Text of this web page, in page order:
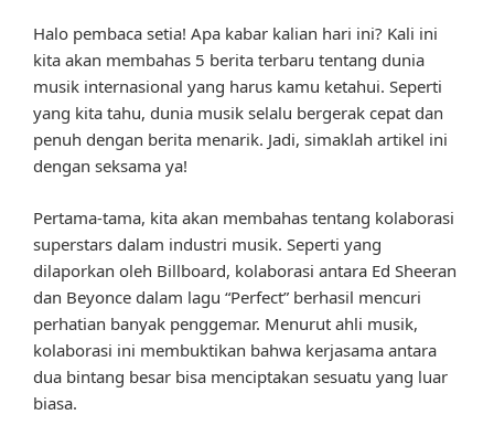
Halo pembaca setia! Apa kabar kalian hari ini? Kali ini
kita akan membahas 5 berita terbaru tentang dunia
musik internasional yang harus kamu ketahui. Seperti
yang kita tahu, dunia musik selalu bergerak cepat dan
penuh dengan berita menarik. Jadi, simaklah artikel ini
dengan seksama ya!
Pertama-tama, kita akan membahas tentang kolaborasi
superstars dalam industri musik. Seperti yang
dilaporkan oleh Billboard, kolaborasi antara Ed Sheeran
dan Beyonce dalam lagu “Perfect” berhasil mencuri
perhatian banyak penggemar. Menurut ahli musik,
kolaborasi ini membuktikan bahwa kerjasama antara
dua bintang besar bisa menciptakan sesuatu yang luar
biasa.